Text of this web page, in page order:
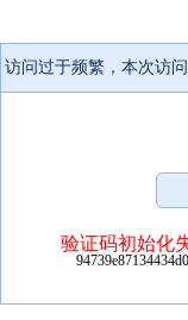
访问过于频繁，本次访
验证码初始化